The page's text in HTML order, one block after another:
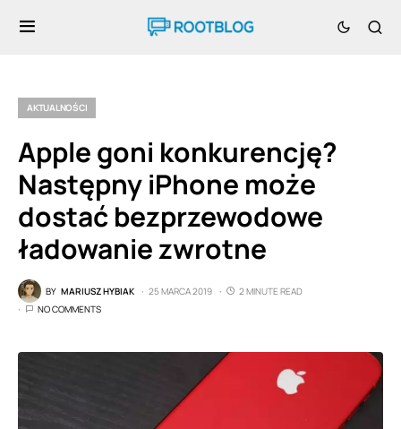
AKTUALNOŚCI
Apple goni konkurencję?
Następny iPhone może
dostać bezprzewodowe
ładowanie zwrotne
BY MARIUSZ HYBIAK 25 MARCA 2019
2 MINUTE READ
NO COMMENTS